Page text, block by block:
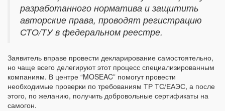
разработанного норматива и защитить
авторские права, проводят регистрацию
СТО/ТУ в федеральном реестре.
Заявитель вправе провести декларирование самостоятельно,
но чаще всего делегируют этот процесс специализированным
компаниям. В центре “MOSEAC” помогут провести
необходимые проверки по требованиям ТР ТС/ЕАЭС, а после
этого, по желанию, получить добровольные сертификаты на
самогон.